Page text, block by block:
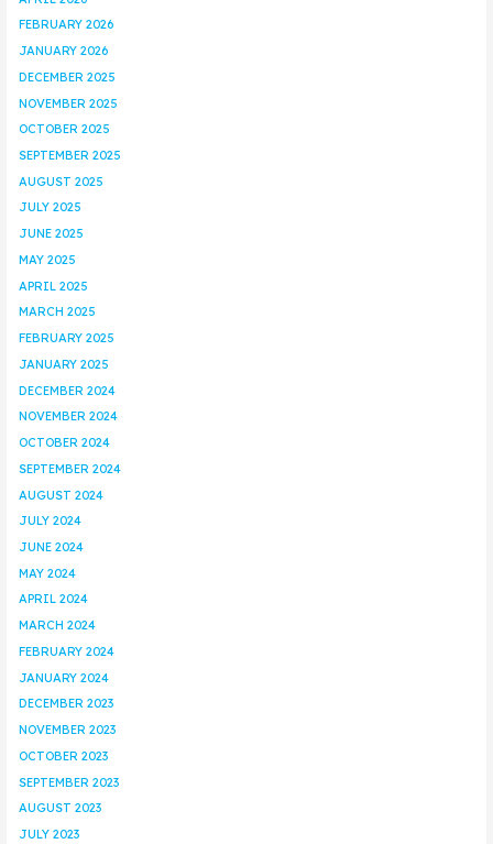
FEBRUARY 2026
JANUARY 2026
DECEMBER 2025
NOVEMBER 2025
OCTOBER 2025
SEPTEMBER 2025
AUGUST 2025
JULY 2025
JUNE 2025
MAY 2025
APRIL 2025
MARCH 2025
FEBRUARY 2025
JANUARY 2025
DECEMBER 2024
NOVEMBER 2024
OCTOBER 2024
SEPTEMBER 2024
AUGUST 2024
JULY 2024
JUNE 2024
MAY 2024
APRIL 2024
MARCH 2024
FEBRUARY 2024
JANUARY 2024
DECEMBER 2023
NOVEMBER 2023
OCTOBER 2023
SEPTEMBER 2023
AUGUST 2023
JULY 2023